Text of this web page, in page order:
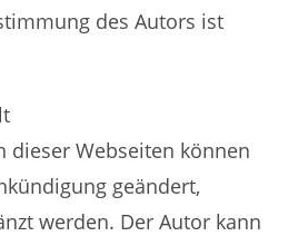
des Autors ist
dieser Webseiten können
geändert,
werden. Der Autor kann